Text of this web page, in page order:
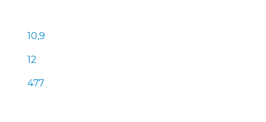
48
990 ₽.
490 ₽.
10,9
12
477